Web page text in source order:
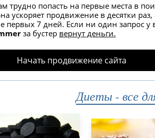
трудно попасть на первые места в
ускоряет продвижение в десятки
первых 7 дней. Если ни один запрос у
за бустер вернут деньги.
Начать продвижение сайта
Диеты - все